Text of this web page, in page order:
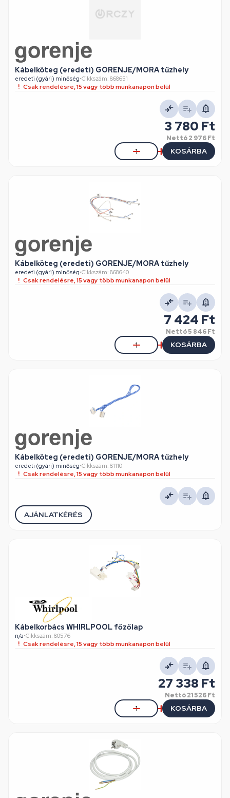
Kábelköteg (eredeti) GORENJE/MORA tűzhely
eredeti (gyári) minőség•Cikkszám: 868651
Csak rendelésre, 15 vagy több munkanapon belül
3 780 Ft
Nettó2 976 Ft
KOSÁRBA
Kábelköteg (eredeti) GORENJE/MORA tűzhely
eredeti (gyári) minőség•Cikkszám: 868640
Csak rendelésre, 15 vagy több munkanapon belül
7 424 Ft
Nettó5 846 Ft
KOSÁRBA
Kábelköteg (eredeti) GORENJE/MORA tűzhely
eredeti (gyári) minőség•Cikkszám: 81110
Csak rendelésre, 15 vagy több munkanapon belül
AJÁNLATKÉRÉS
Kábelkorbács WHIRLPOOL főzőlap
n/a•Cikkszám: 80576
Csak rendelésre, 15 vagy több munkanapon belül
27 338 Ft
Nettó21 526 Ft
KOSÁRBA